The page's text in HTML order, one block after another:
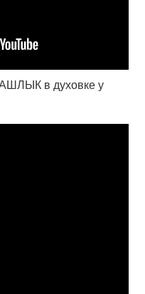
в духовке у